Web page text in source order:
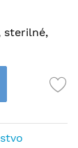
sterilné,